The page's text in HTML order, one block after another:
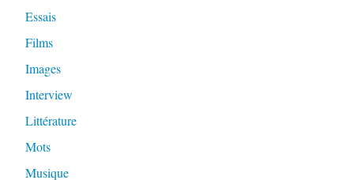
Essais
Films
Images
Interview
Littérature
Mots
Musique